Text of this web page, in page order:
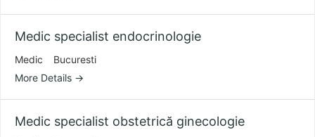
Medic specialist endocrinologie
Medic
Bucuresti
More Details
Medic specialist obstetrică ginecologie